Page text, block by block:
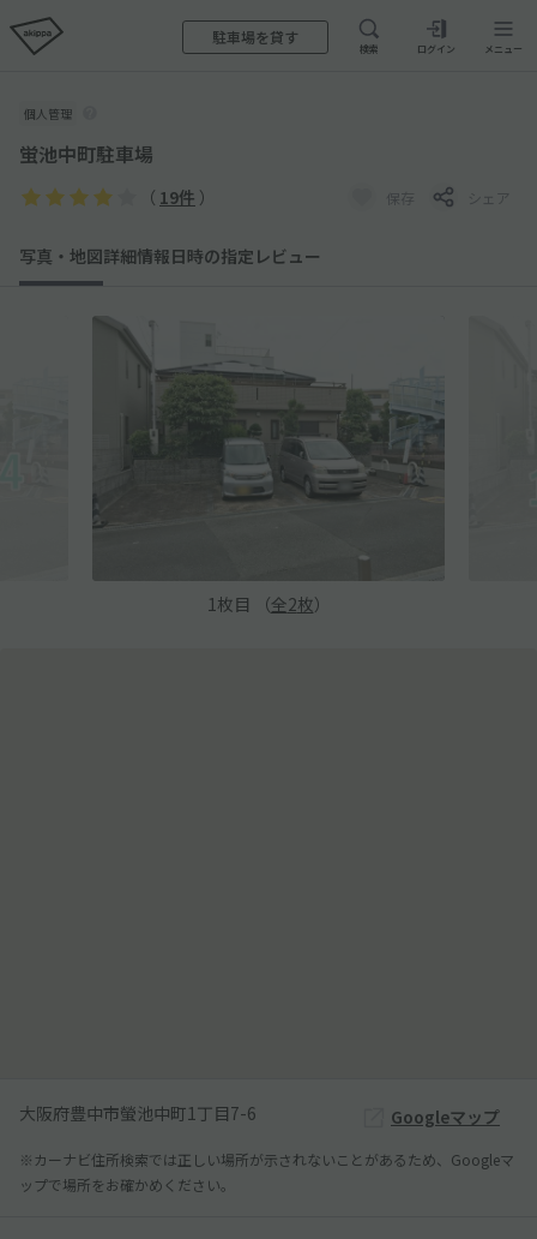
駐車場を貸す
検索 ログイン メニュー
個人管理
蛍池中町駐車場
（ 19件 ） 保存 シェア
写真・地図詳細情報日時の指定 レビュー
1 枚目 （全2枚）
大阪府豊中市螢池中町1丁目7-6 Googleマップ
※カーナビ住所検索では正しい場所が示されないことがあるため、Googleマ
ップで場所をお確かめください。